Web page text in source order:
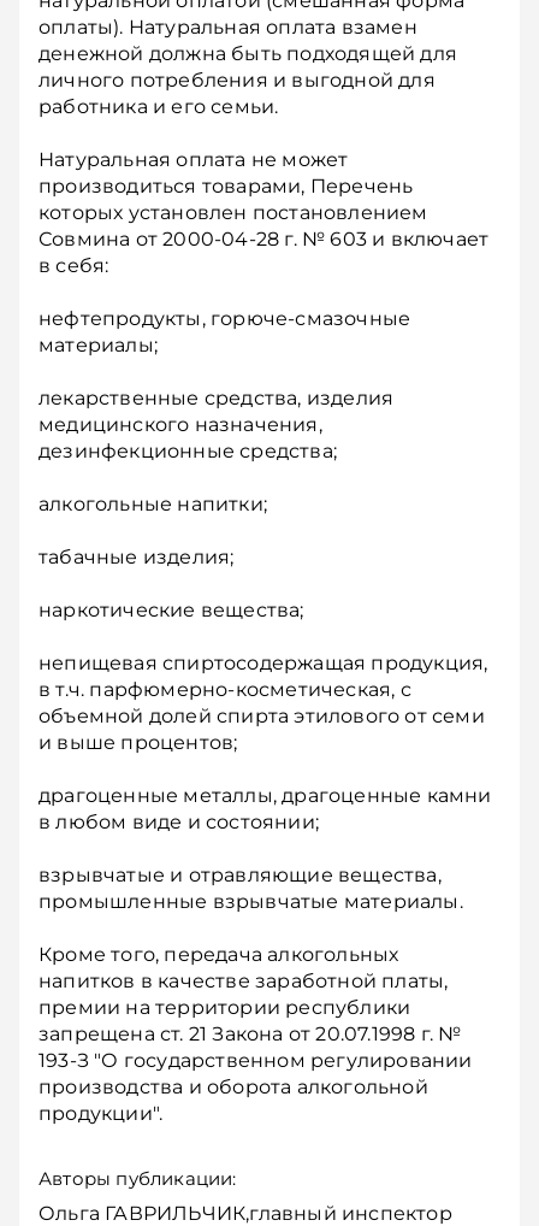
оплаты). Натуральная оплата взамен
денежной должна быть подходящей для
личного потребления и выгодной для
работника и его семьи.
Натуральная оплата не может
производиться товарами, Перечень
которых установлен постановлением
Совмина от 2000-04-28 г. № 603 и включает
в себя:
нефтепродукты, горюче-смазочные
материалы;
лекарственные средства, изделия
медицинского назначения,
дезинфекционные средства;
алкогольные напитки;
табачные изделия;
наркотические вещества;
непищевая спиртосодержащая продукция,
в т.ч. парфюмерно-косметическая, с
объемной долей спирта этилового от семи
и выше процентов;
драгоценные металлы, драгоценные камни
в любом виде и состоянии;
взрывчатые и отравляющие вещества,
промышленные взрывчатые материалы.
Кроме того, передача алкогольных
напитков в качестве заработной платы,
премии на территории республики
запрещена ст. 21 Закона от 20.07.1998 г. №
193-З "О государственном регулировании
производства и оборота алкогольной
продукции".
Авторы публикации:
Ольга ГАВРИЛЬЧИК,главный инспектор